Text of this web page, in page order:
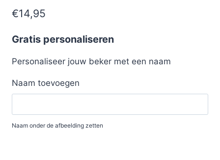
€14,95
Gratis personaliseren
Personaliseer jouw beker met een naam
Naam toevoegen
Naam onder de afbeelding zetten